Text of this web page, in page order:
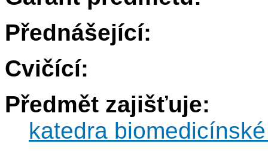
Přednášející:
Cvičící:
Předmět zajišťuje:
katedra